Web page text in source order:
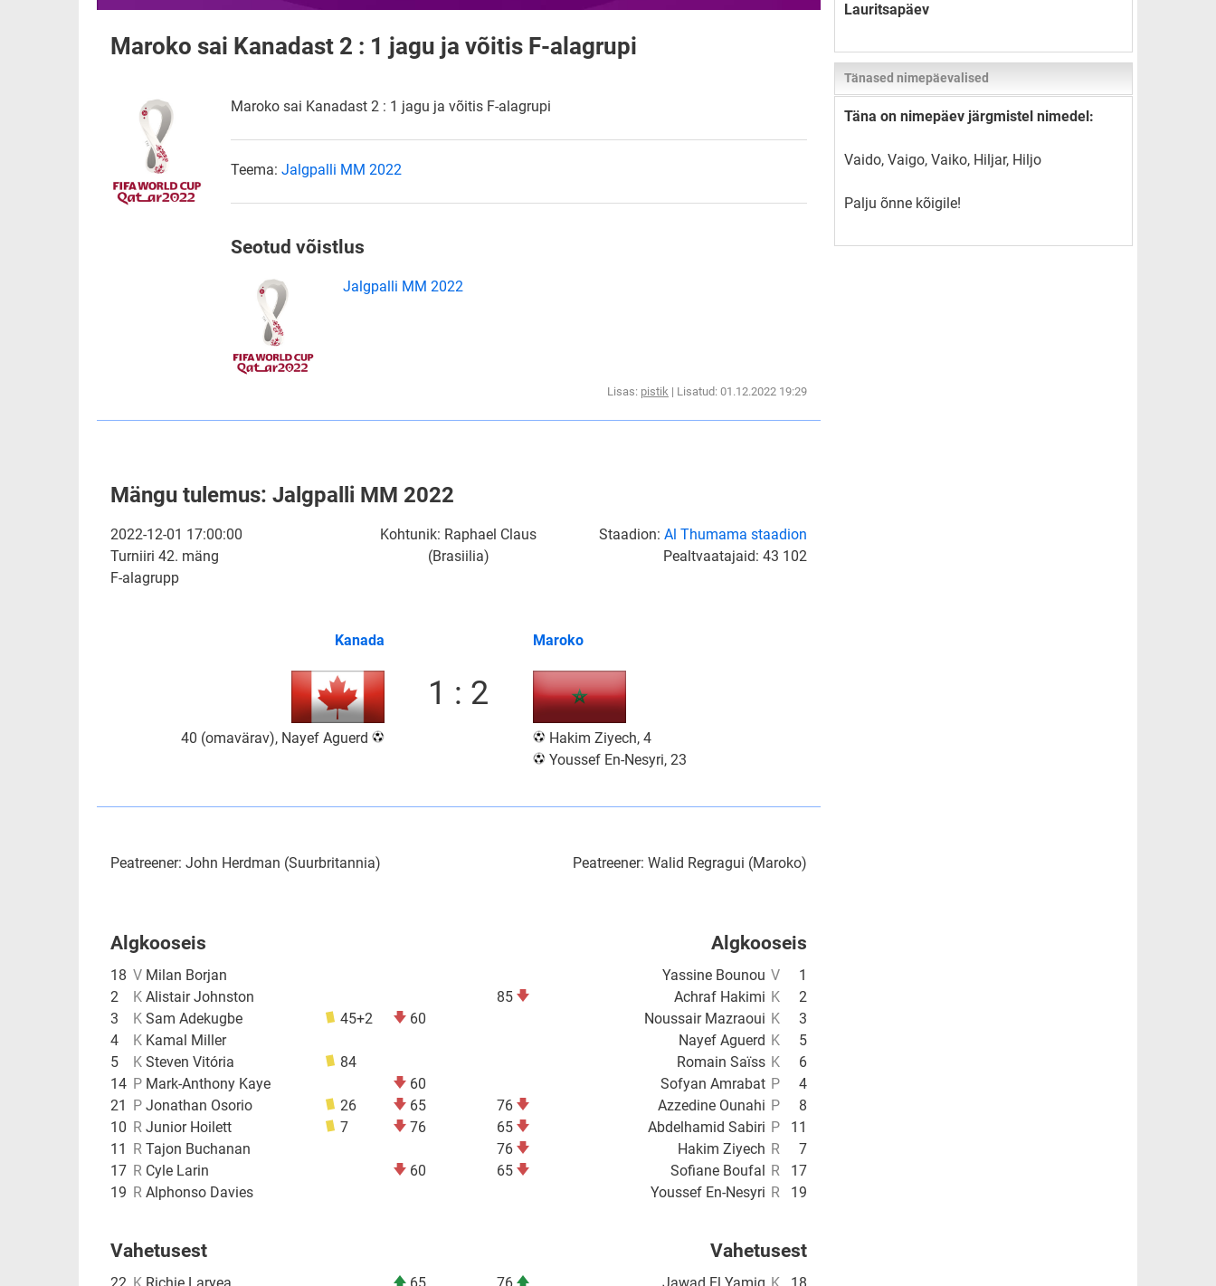
Maroko sai Kanadast 2 : 1 jagu ja võitis F-alagrupi
Maroko sai Kanadast 2 : 1 jagu ja võitis F-alagrupi
Teema:Jalgpalli MM 2022
Seotud võistlus
Jalgpalli MM 2022
Lisas: pistik | Lisatud: 01.12.2022 19:29
Mängu tulemus: Jalgpalli MM 2022
2022-12-01 17:00:00
Turniiri 42. mäng
F-alagrupp
Kohtunik: Raphael Claus
(Brasiilia)
Staadion: Al Thumama staadion
Pealtvaatajaid: 43 102
Kanada Maroko
1 : 2
40 (omavärav), Nayef Aguerd
Hakim Ziyech, 4
Youssef En-Nesyri, 23
Peatreener: John Herdman (Suurbritannia)
Algkooseis
18 V Milan Borjan
2
K Alistair Johnston
3
K Sam Adekugbe 45+2
60
4
K Kamal Miller
5
K Steven Vitória
84
14 P Mark-Anthony Kaye
60
21 P Jonathan Osorio 26
65
10 R Junior Hoilett 7
76
11 R Tajon Buchanan
17 R Cyle Larin
60
19 R Alphonso Davies
Vahetusest
Peatreener: Walid Regragui (Maroko)
Algkooseis
Yassine Bounou V
1
85
Achraf Hakimi K
2
Noussair Mazraoui K
3
Nayef Aguerd K
5
Romain Saïss K
6
Sofyan Amrabat P
4
76
Azzedine Ounahi P
8
65
Abdelhamid Sabiri P
11
76
Hakim Ziyech R
7
65
Sofiane Boufal R
17
Youssef En-Nesyri R 19
Vahetusest
Lauritsapäev
Tänased nimepäevalised
Täna on nimepäev järgmistel nimedel:
Vaido, Vaigo, Vaiko, Hiljar, Hiljo
Palju õnne kõigile!